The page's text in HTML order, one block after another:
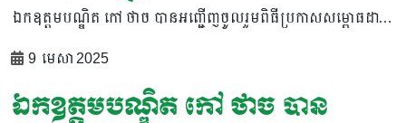
ឯកឧត្តមបណ្ឌិត កៅ ថាច បានអញ្ជើញចូលរួមពិធីប្រកាសសម្ពោធដាក់ឱ្យអនុវត្តជាផ្លូវការ “កម្មវិធីពិសេសជំរុញការវិនិយោគក្នុងខេត្តទាំងបួន នៅភូមិភាគឦសាន”
9 មេសា 2025
ឯកឧត្តមបណ្ឌិត កៅ ថាច បាន